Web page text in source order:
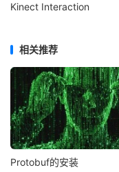
Kinect Interaction
相关推荐
Protobuf的安装